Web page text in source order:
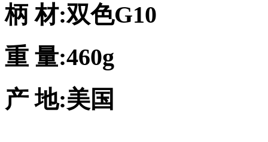
柄 材:双色G10
重 量:460g
产 地:美国